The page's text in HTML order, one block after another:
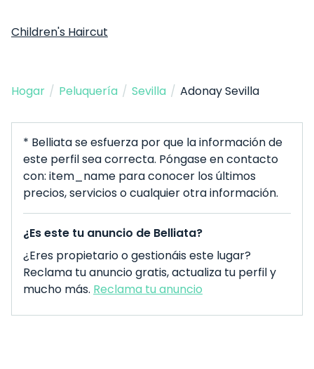
Children's Haircut
Hogar / Peluquería / Sevilla / Adonay Sevilla
* Belliata se esfuerza por que la información de
este perfil sea correcta. Póngase en contacto
con: item_name para conocer los últimos
precios, servicios o cualquier otra información.
¿Es este tu anuncio de Belliata?
¿Eres propietario o gestionáis este lugar?
Reclama tu anuncio gratis, actualiza tu perfil y
mucho más. Reclama tu anuncio